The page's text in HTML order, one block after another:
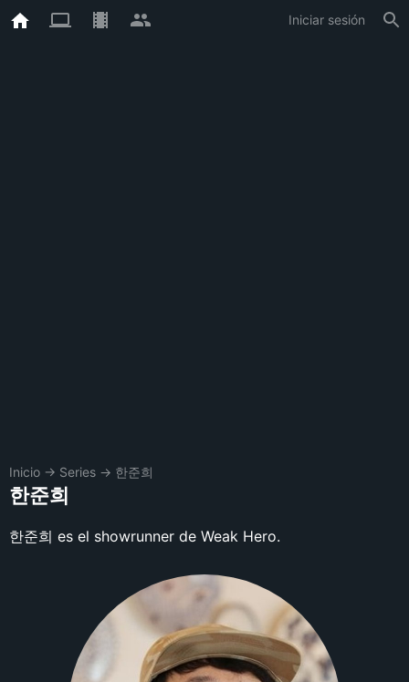
Iniciar sesión
Inicio → Series → 한준희
한준희
한준희 es el showrunner de Weak Hero.